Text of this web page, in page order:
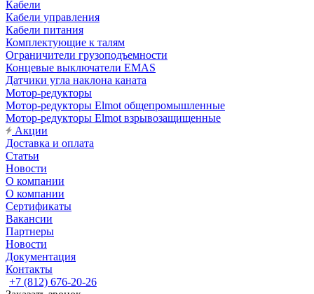
Кабели
Кабели управления
Кабели питания
Комплектующие к талям
Ограничители грузоподъемности
Концевые выключатели EMAS
Датчики угла наклона каната
Мотор-редукторы
Мотор-редукторы Elmot общепромышленные
Мотор-редукторы Elmot взрывозащищенные
Акции
Доставка и оплата
Статьи
Новости
О компании
О компании
Сертификаты
Вакансии
Партнеры
Новости
Документация
Контакты
+7 (812) 676-20-26